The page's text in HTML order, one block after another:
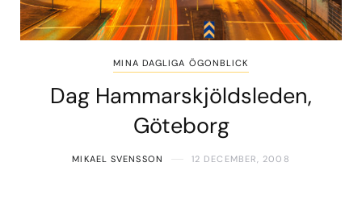
MINA DAGLIGA ÖGONBLICK
Dag Hammarskjöldsleden,
Göteborg
MIKAEL SVENSSON 12 DECEMBER, 2008